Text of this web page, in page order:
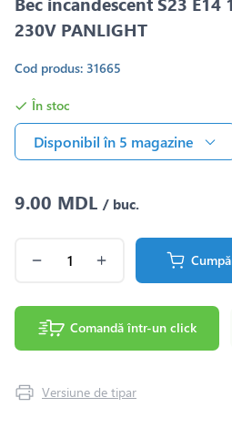
230V PANLIGHT
Cod produs: 31665
În stoc
Disponibil în 5 magazine
9.00 MDL / buc.
Comandă într-un click
Versiune de tipar